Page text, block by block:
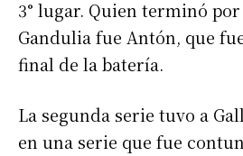
3° lugar. Quien terminó
Gandulia fue Antón, que
final de la batería.
La segunda serie tuvo a
en una serie que fue